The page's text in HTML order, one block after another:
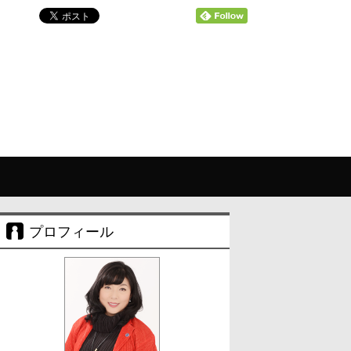
プロフィール